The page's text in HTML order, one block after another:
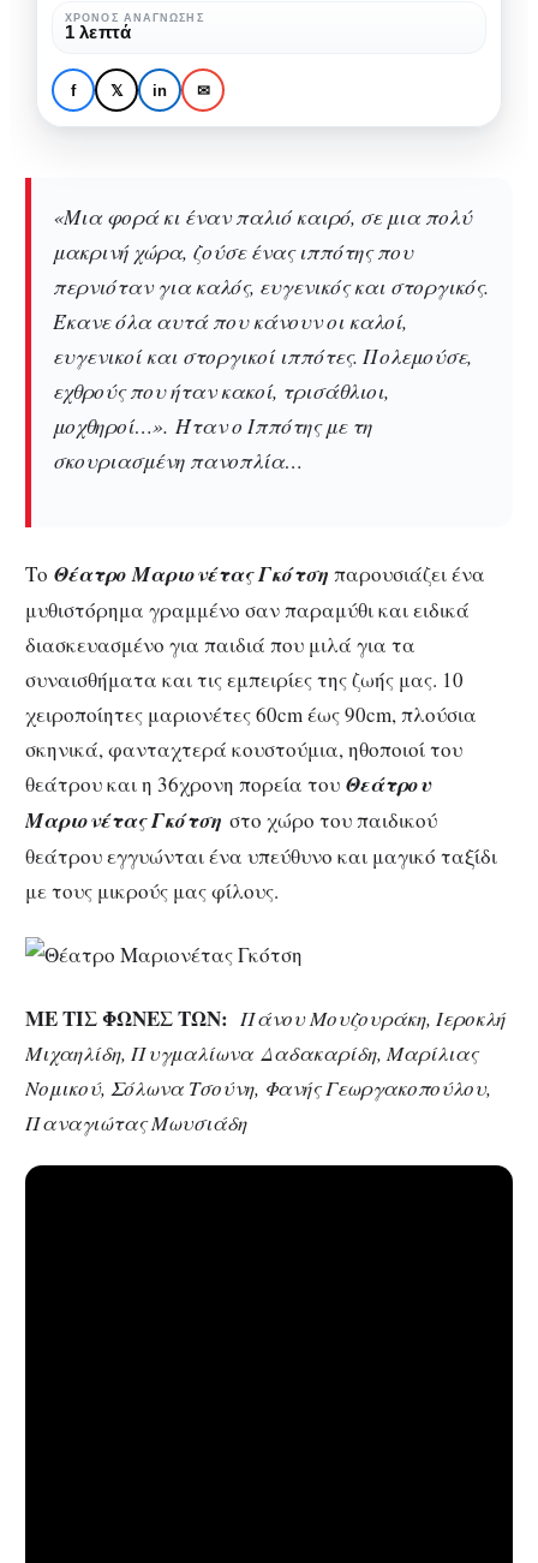
Ο Ιππότης με τη
Σκουριασμένη Πανοπλία
από το Θέατρο Μαριονέτας
Γκότση
Σκουριασμένη
Πανοπλία
από
το
Μαριονέτας
Γκότση
ΧΡΌΝΟΣ ΑΝΆΓΝΩΣΗΣ
1 λεπτά
f 𝕏 in ✉
«Μια φορά κι έναν παλιό καιρό, σε μια πολύ
μακρινή χώρα, ζούσε ένας ιππότης που
περνιόταν για καλός, ευγενικός και στοργικός.
Έκανε όλα αυτά που κάνουν οι καλοί,
ευγενικοί και στοργικοί ιππότες. Πολεμούσε,
εχθρούς που ήταν κακοί, τρισάθλιοι,
μοχθηροί…». Ήταν ο Ιππότης με τη
σκουριασμένη πανοπλία…
Το Θέατρο Μαριονέτας Γκότση παρουσιάζει ένα
μυθιστόρημα γραμμένο σαν παραμύθι και ειδικά
διασκευασμένο για παιδιά που μιλά για τα
συναισθήματα και τις εμπειρίες της ζωής μας. 10
χειροποίητες μαριονέτες 60cm έως 90cm, πλούσια
σκηνικά, φανταχτερά κουστούμια, ηθοποιοί του
θεάτρου και η 36χρονη πορεία του Θεάτρου
Μαριονέτας Γκότση στο χώρο του παιδικού
θεάτρου εγγυώνται ένα υπεύθυνο και μαγικό ταξίδι
με τους μικρούς μας φίλους.
ΜΕ ΤΙΣ ΦΩΝΕΣ ΤΩΝ: Πάνου Μουζουράκη, Ιεροκλή
Μιχαηλίδη, Πυγμαλίωνα Δαδακαρίδη, Μαρίλιας
Νομικού, Σόλωνα Τσούνη, Φανής Γεωργακοπούλου,
Παναγιώτας Μωυσιάδη